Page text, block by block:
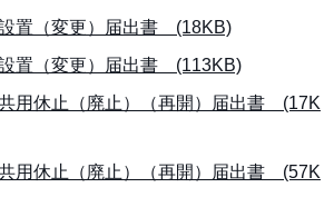
置（変更）届出書 (18KB)
置（変更）届出書 (113KB)
用休止（廃止）（再開）届出書 (17K
用休止（廃止）（再開）届出書 (57K